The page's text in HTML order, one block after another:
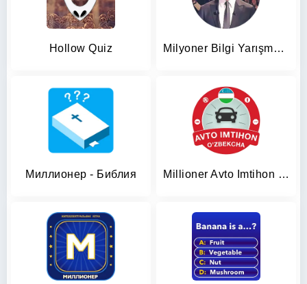
Hollow Quiz Milyoner Bilgi Yarışması -SWT
Миллионер - Библия Millioner Avto Imtihon 2024